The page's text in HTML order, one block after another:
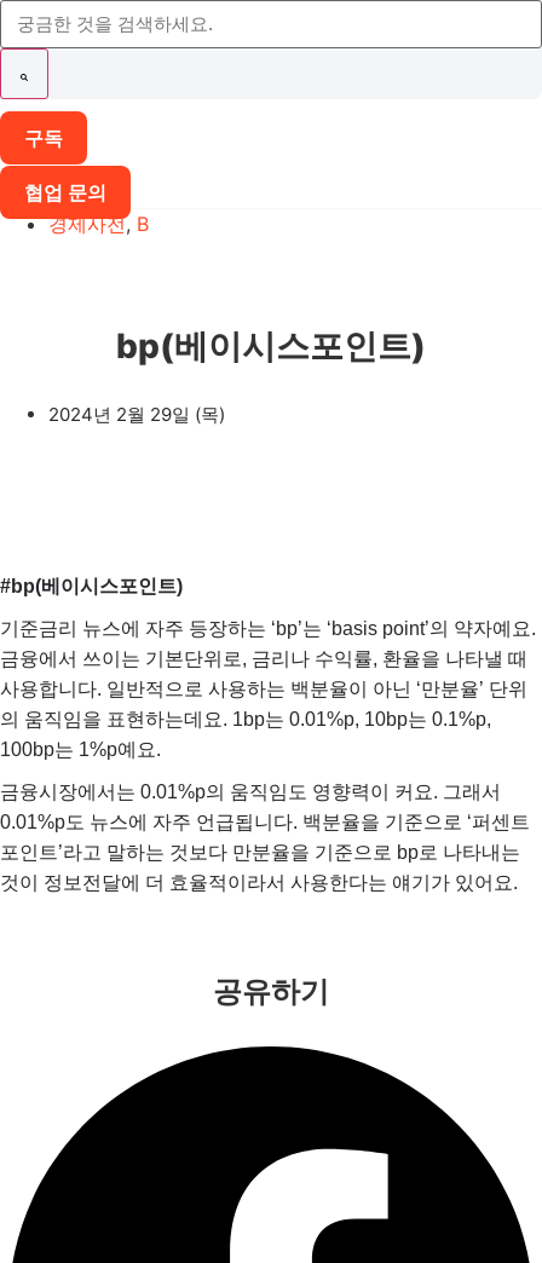
구독
협업 문의
경제사전, B
bp(베이시스포인트)
2024년 2월 29일 (목)
#bp(베이시스포인트)
기준금리 뉴스에 자주 등장하는 ‘bp’는 ‘basis point’의 약자예요.
금융에서 쓰이는 기본단위로, 금리나 수익률, 환율을 나타낼 때
사용합니다. 일반적으로 사용하는 백분율이 아닌 ‘만분율’ 단위
의 움직임을 표현하는데요. 1bp는 0.01%p, 10bp는 0.1%p,
100bp는 1%p예요.
금융시장에서는 0.01%p의 움직임도 영향력이 커요. 그래서
0.01%p도 뉴스에 자주 언급됩니다. 백분율을 기준으로 ‘퍼센트
포인트’라고 말하는 것보다 만분율을 기준으로 bp로 나타내는
것이 정보전달에 더 효율적이라서 사용한다는 얘기가 있어요.
공유하기